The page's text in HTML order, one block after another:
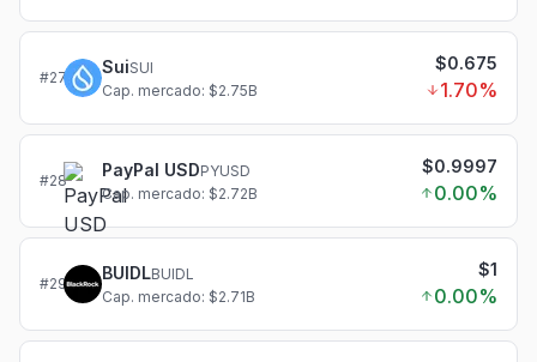
#27
SuiSUI
Cap. mercado: $2.75B
$0.675
1.70%
#28
PayPal USDPYUSD
Cap. mercado: $2.72B
$0.9997
0.00%
#29
BUIDLBUIDL
Cap. mercado: $2.71B
$1
0.00%